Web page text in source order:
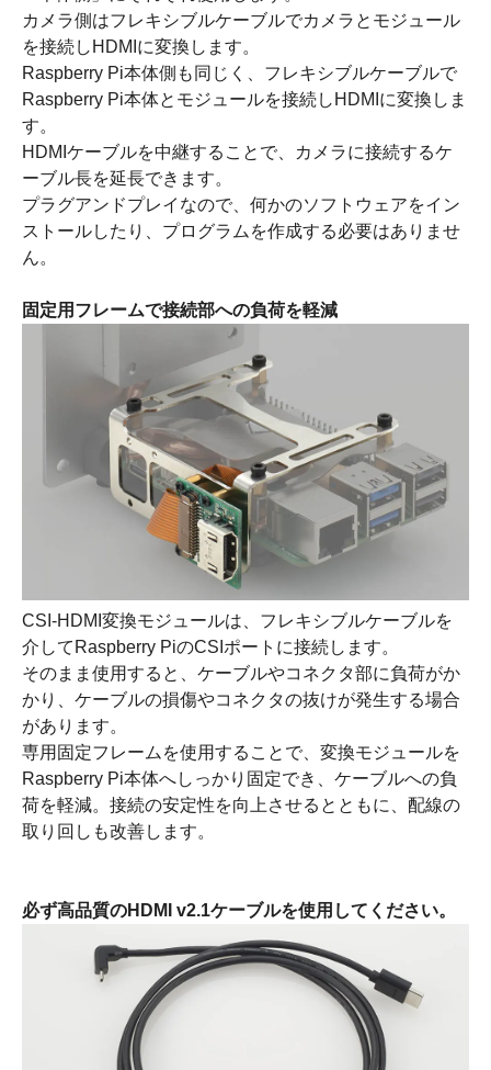
カメラ側はフレキシブルケーブルでカメラとモジュール
を接続しHDMIに変換します。
Raspberry Pi本体側も同じく、フレキシブルケーブルで
Raspberry Pi本体とモジュールを接続しHDMIに変換しま
す。
HDMIケーブルを中継することで、カメラに接続するケ
ーブル長を延長できます。
プラグアンドプレイなので、何かのソフトウェアをイン
ストールしたり、プログラムを作成する必要はありませ
ん。
固定用フレームで接続部への負荷を軽減
CSI-HDMI変換モジュールは、フレキシブルケーブルを
介してRaspberry PiのCSIポートに接続します。
そのまま使用すると、ケーブルやコネクタ部に負荷がか
かり、ケーブルの損傷やコネクタの抜けが発生する場合
があります。
専用固定フレームを使用することで、変換モジュールを
Raspberry Pi本体へしっかり固定でき、ケーブルへの負
荷を軽減。接続の安定性を向上させるとともに、配線の
取り回しも改善します。
必ず高品質のHDMI v2.1ケーブルを使用してください。